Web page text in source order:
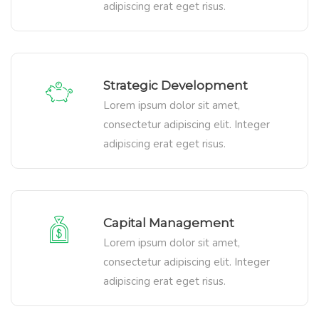
adipiscing erat eget risus.
Strategic Development
Lorem ipsum dolor sit amet,
consectetur adipiscing elit. Integer
adipiscing erat eget risus.
Capital Management
Lorem ipsum dolor sit amet,
consectetur adipiscing elit. Integer
adipiscing erat eget risus.